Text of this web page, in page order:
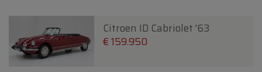
Citroen ID Cabriolet '63
€ 159.950